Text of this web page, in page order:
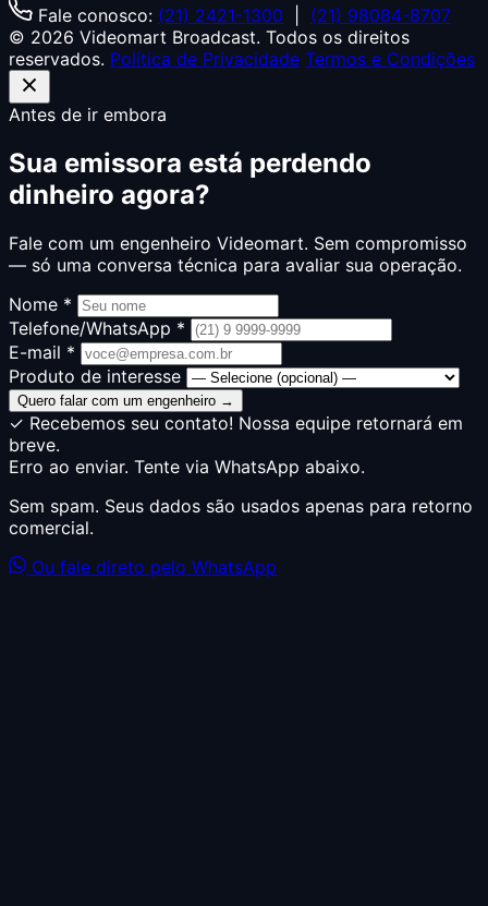
Fale conosco: (21) 2421-1300
(21) 98084-8707
© 2026 Videomart Broadcast. Todos os direitos
reservados. Política de Privacidade Termos e Condições
Antes de ir embora
Sua emissora está perdendo
dinheiro agora?
Fale com um engenheiro Videomart. Sem compromisso
— só uma conversa técnica para avaliar sua operação.
Nome *
Telefone/WhatsApp *
E-mail *
Produto de interesse
Quero falar com um engenheiro →
✓ Recebemos seu contato! Nossa equipe retornará em
breve.
Erro ao enviar. Tente via WhatsApp abaixo.
Sem spam. Seus dados são usados apenas para retorno
comercial.
Ou fale direto pelo WhatsApp